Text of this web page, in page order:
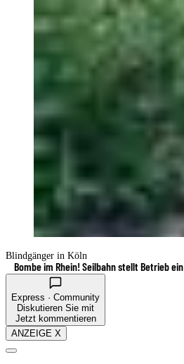
Blindgänger in Köln
Bombe im Rhein! Seilbahn stellt Betrieb ein
Express · Community
Diskutieren Sie mit
Jetzt kommentieren
ANZEIGE X